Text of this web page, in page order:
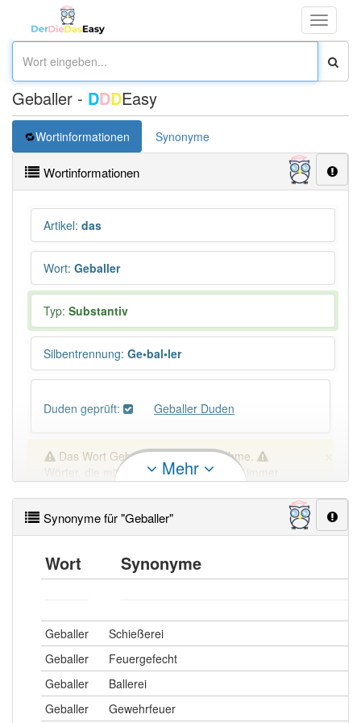
Toggle
Geballer - DDDEasy
Wortinformationen Synonyme
Wortinformationen
Artikel: das
Wort: Geballer
Typ: Substantiv
Silbentrennung: Ge•bal•ler
Duden geprüft: Geballer Duden
Das Wort Geballer ist eine Ausnahme.
Wörter, die mit "-
" enden, haben fast immer
DER:1 397
DIE:9Ausnahmen Beispiele
PowerIndex:5
Häufigkeit: 4 von 10
Mehr
Synonyme für "Geballer"
Wort Synonyme
Geballer
Schießerei
Geballer
Feuergefecht
Geballer
Ballerei
Geballer
Gewehrfeuer